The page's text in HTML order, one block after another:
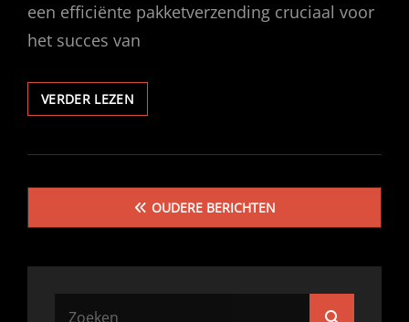
een efficiënte pakketverzending cruciaal voor
het succes van
VERDER LEZEN
PAKKETVERZENDING
WEBSHOPS
BerichtennavigatieOUDERE BERICHTEN